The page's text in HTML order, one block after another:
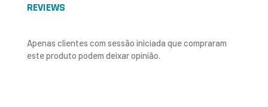
REVIEWS
Apenas clientes com sessão iniciada que compraram
este produto podem deixar opinião.